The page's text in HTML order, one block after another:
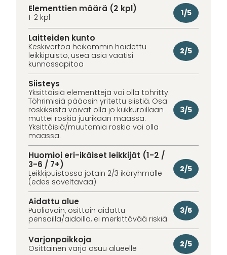
Elementtien määrä (2 kpl)
1-2 kpl 1/5
Laitteiden kunto
Keskivertoa heikommin hoidettu
leikkipuisto, usea asia vaatisi
kunnossapitoa
2/5
Siisteys
Yksittäisiä elementtejä voi olla töhritty.
Töhrimisiä pääosin yritettu siistiä. Osa
roskiksista voivat olla jo kukkuroillaan
muttei roskia juurikaan maassa.
Yksittäisiä/muutamia roskia voi olla
maassa.
3/5
Huomioi eri-ikäiset leikkijät (1-2 /
3-6 / 7+)
Leikkipuistossa jotain 2/3 ikäryhmälle
(edes soveltavaa)
2/5
Aidattu alue
Puoliavoin, osittain aidattu
pensailla/aidoilla, ei merkittävää riskiä
3/5
Varjonpaikkoja
Osittainen varjo osuu alueelle 2/5